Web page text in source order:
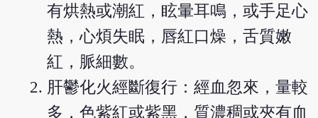
有烘熱或潮紅，眩暈耳鳴，或手足心
熱，心煩失眠，唇紅口燥，舌質嫩
紅，脈細數。
肝鬱化火經斷復行：經血忽來，量較
多，色紫紅或紫黑，質濃稠或夾有血